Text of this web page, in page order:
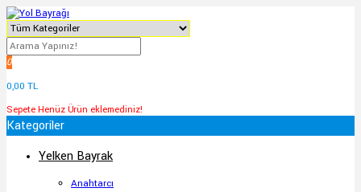
0
0,00 TL
Sepete Henüz Ürün eklemediniz!
Kategoriler
Yelken Bayrak
Anahtarcı